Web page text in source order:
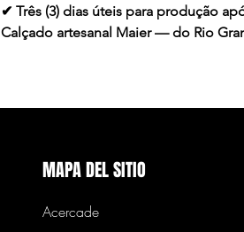
✔ Três (3) dias úteis para produção
Calçado artesanal Maier — do Rio
MAPA DEL SITIO
Acercade